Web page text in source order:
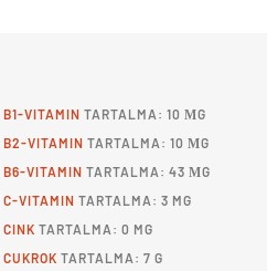
B1-VITAMIN TARTALMA: 10 ΜG
B2-VITAMIN TARTALMA: 10 ΜG
B6-VITAMIN TARTALMA: 43 ΜG
C-VITAMIN TARTALMA: 3 MG
CINK TARTALMA: 0 MG
CUKROK TARTALMA: 7 G